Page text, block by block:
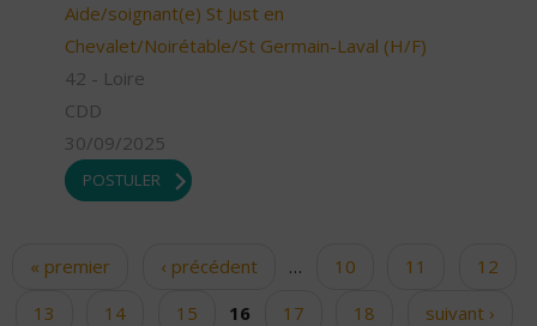
Aide/soignant(e) St Just en
Chevalet/Noirétable/St Germain-Laval (H/F)
42 - Loire
CDD
30/09/2025
POSTULER
Pages
« premier ‹ précédent … 10 11
12
13
14 15 16 17 18
suivant ›